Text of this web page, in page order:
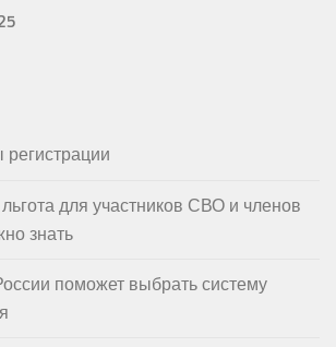
для участников СВО и членов
знать
поможет выбрать систему